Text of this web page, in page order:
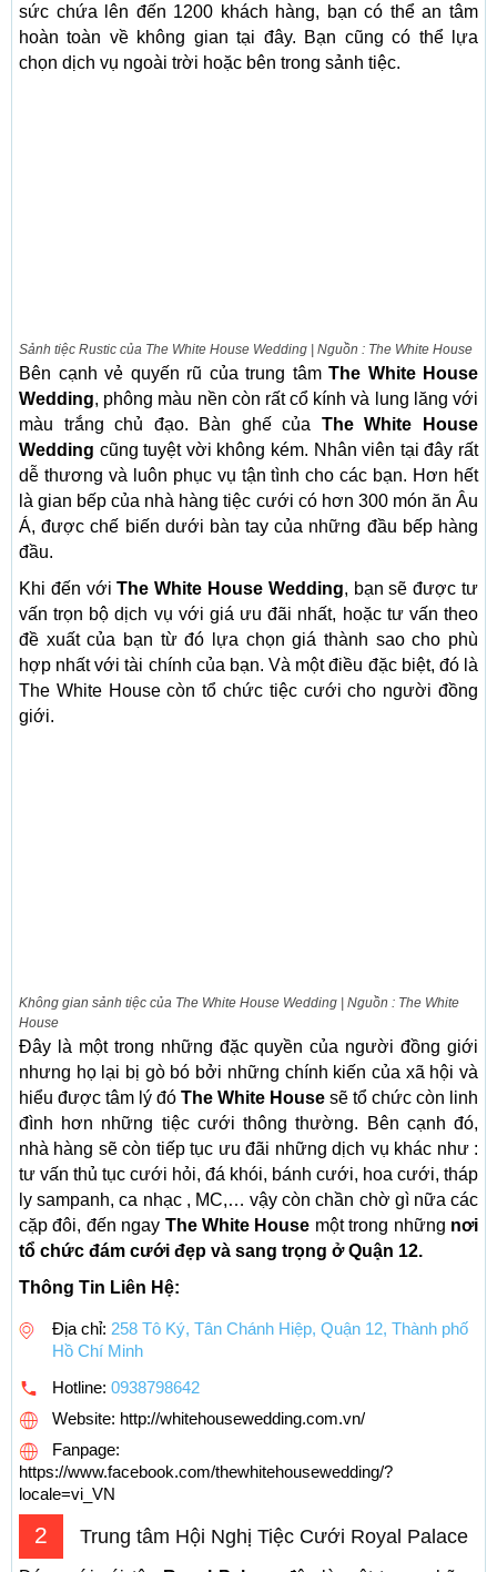
sức chứa lên đến 1200 khách hàng, bạn có thể an tâm
hoàn toàn về không gian tại đây. Bạn cũng có thể lựa
chọn dịch vụ ngoài trời hoặc bên trong sảnh tiệc.
Sảnh tiệc Rustic của The White House Wedding | Nguồn : The White House
Bên cạnh vẻ quyến rũ của trung tâm The White House
Wedding, phông màu nền còn rất cổ kính và lung lăng với
màu trắng chủ đạo. Bàn ghế của The White House
Wedding cũng tuyệt vời không kém. Nhân viên tại đây rất
dễ thương và luôn phục vụ tận tình cho các bạn. Hơn hết
là gian bếp của nhà hàng tiệc cưới có hơn 300 món ăn Âu
Á, được chế biến dưới bàn tay của những đầu bếp hàng
đầu.
Khi đến vớiThe White House Wedding, bạn sẽ được tư
vấn trọn bộ dịch vụ với giá ưu đãi nhất, hoặc tư vấn theo
đề xuất của bạn từ đó lựa chọn giá thành sao cho phù
hợp nhất với tài chính của bạn. Và một điều đặc biệt, đó là
The White House còn tổ chức tiệc cưới cho người đồng
giới.
Không gian sảnh tiệc của The White House Wedding | Nguồn : The White
House
Đây là một trong những đặc quyền của người đồng giới
nhưng họ lại bị gò bó bởi những chính kiến của xã hội và
hiểu được tâm lý đó The White House sẽ tổ chức còn linh
đình hơn những tiệc cưới thông thường. Bên cạnh đó,
nhà hàng sẽ còn tiếp tục ưu đãi những dịch vụ khác như :
tư vấn thủ tục cưới hỏi, đá khói, bánh cưới, hoa cưới, tháp
ly sampanh, ca nhạc , MC,… vậy còn chần chờ gì nữa các
cặp đôi, đến ngay The White House một trong những nơi
tổ chức đám cưới đẹp và sang trọng ở Quận 12.
Thông Tin Liên Hệ:
Địa chỉ: 258 Tô Ký, Tân Chánh Hiệp, Quận 12, Thành phố
Hồ Chí Minh
Hotline: 0938798642
Website: http://whitehousewedding.com.vn/
Fanpage:
https://www.facebook.com/thewhitehousewedding/?
locale=vi_VN
2 Trung tâm Hội Nghị Tiệc Cưới Royal Palace